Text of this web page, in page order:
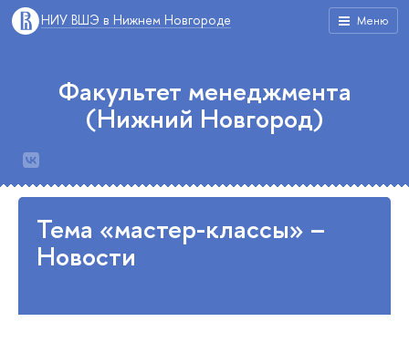
Меню
НИУ ВШЭ в Нижнем Новгороде
Факультет менеджмента
(Нижний Новгород)
Тема «мастер-классы» –
Новости